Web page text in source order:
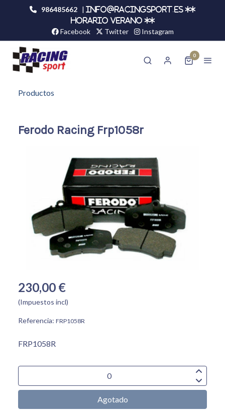
986485662 |
info@racingsport.es **
HORARIO VERANO **
Facebook Twitter Instagram
0
Productos
Ferodo Racing Frp1058r
230,00 €
(Impuestos incl)
Referencia: FRP1058R
FRP1058R
Agotado